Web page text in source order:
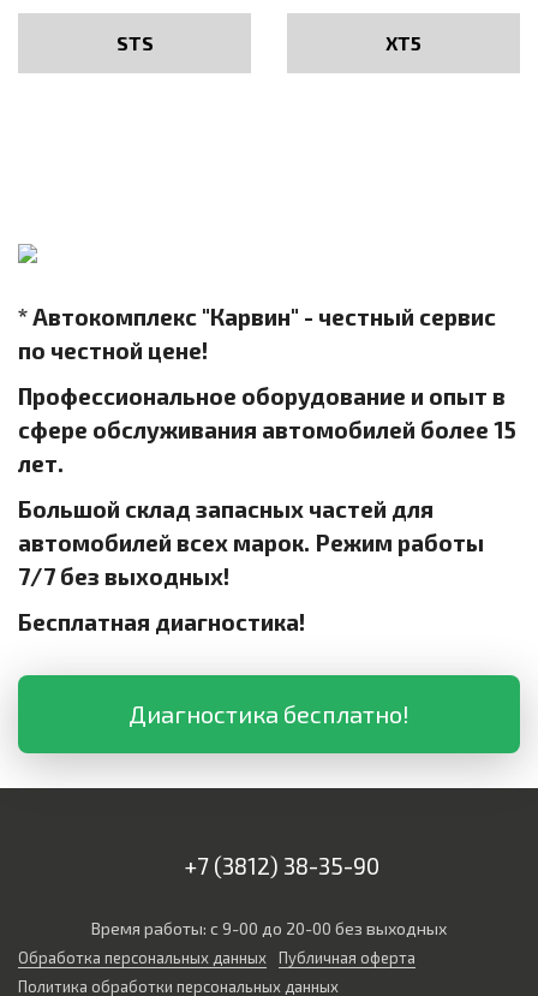
STS XT5
* Автокомплекс "Карвин" - честный сервис
по честной цене!
Профессиональное оборудование и опыт в
сфере обслуживания автомобилей более 15
лет.
Большой склад запасных частей для
автомобилей всех марок. Режим работы
7/7 без выходных!
Бесплатная диагностика!
Диагностика бесплатно!
+7 (3812) 38-35-90
Время работы: с 9-00 до 20-00 без выходных
Обработка персональных данных
Публичная оферта
Политика обработки персональных данных